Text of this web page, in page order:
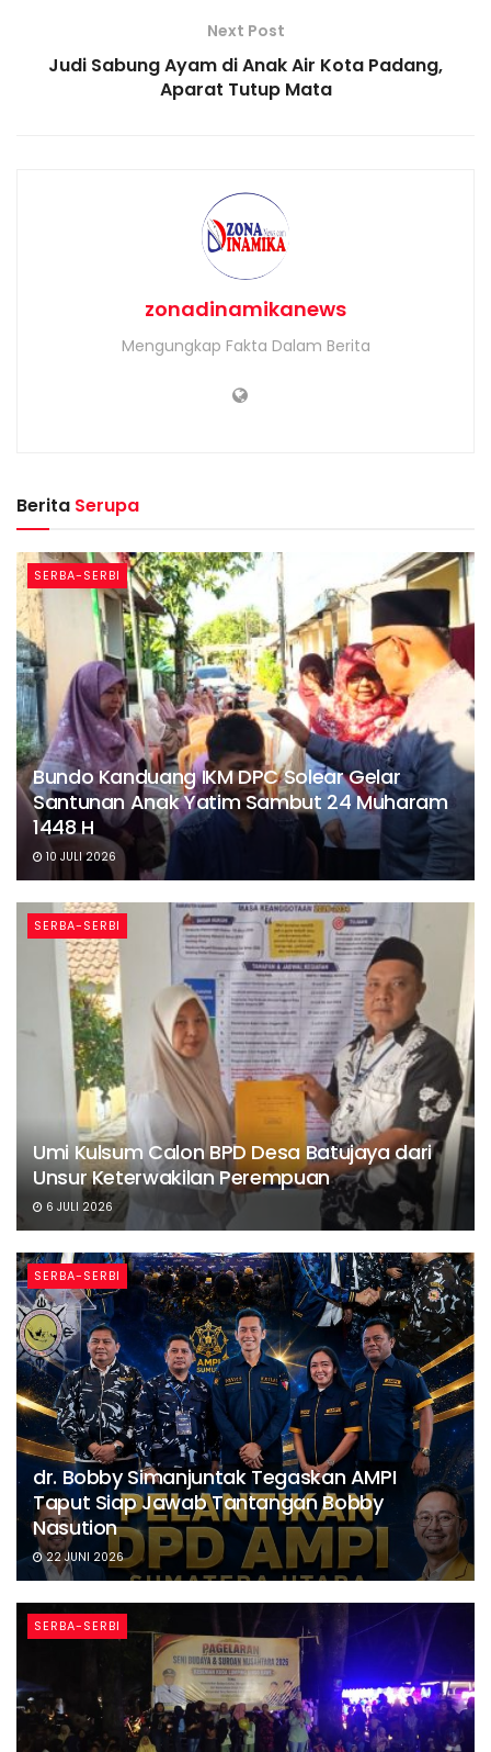
Next Post
Judi Sabung Ayam di Anak Air Kota Padang,
Aparat Tutup Mata
zonadinamikanews
Mengungkap Fakta Dalam Berita
Berita Serupa
SERBA-SERBI
Bundo Kanduang IKM DPC Solear Gelar
Santunan Anak Yatim Sambut 24 Muharam
1448 H
10 JULI 2026
SERBA-SERBI
Umi Kulsum Calon BPD Desa Batujaya dari
Unsur Keterwakilan Perempuan
6 JULI 2026
SERBA-SERBI
dr. Bobby Simanjuntak Tegaskan AMPI
Taput Siap Jawab Tantangan Bobby
Nasution
22 JUNI 2026
SERBA-SERBI